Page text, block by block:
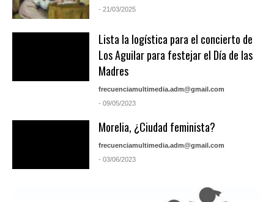
- 21/03/2025
Lista la logística para el concierto de
Los Aguilar para festejar el Día de las
Madres
frecuenciamultimedia.adm@gmail.com
- 09/05/2023
Morelia, ¿Ciudad feminista?
frecuenciamultimedia.adm@gmail.com
- 03/06/2023